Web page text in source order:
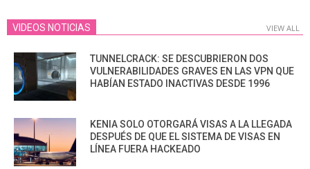
VIDEOS NOTICIAS VIEW ALL
TUNNELCRACK: SE DESCUBRIERON DOS
VULNERABILIDADES GRAVES EN LAS VPN QUE
HABÍAN ESTADO INACTIVAS DESDE 1996
KENIA SOLO OTORGARÁ VISAS A LA LLEGADA
DESPUÉS DE QUE EL SISTEMA DE VISAS EN
LÍNEA FUERA HACKEADO